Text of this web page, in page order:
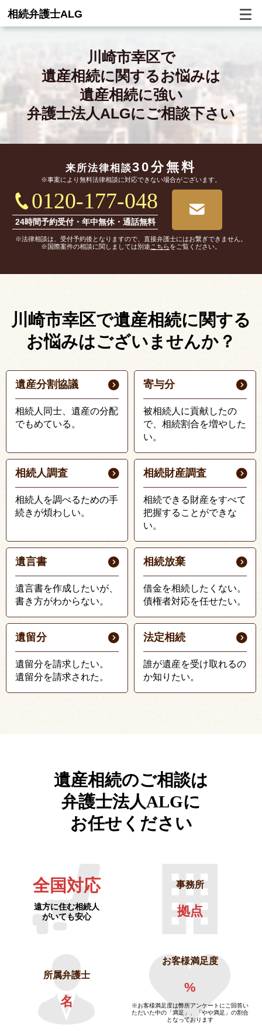
相続弁護士ALG
川崎市幸区で
遺産相続に関するお悩みは
遺産相続に強い
弁護士法人ALGにご相談下さい
来所法律相談30分無料
※事案により無料法律相談に対応できない場合がございます。
0120-177-048
24時間予約受付・年中無休・通話無料
※法律相談は、受付予約後となりますので、直接弁護士にはお繋ぎできません。
※国際案件の相談に関しましては別途 こちらをご覧ください。
川崎市幸区で遺産相続に関する
お悩みはございませんか？
遺産分割協議
相続人同士、遺産の分配
でもめている。
寄与分
被相続人に貢献したの
で、相続割合を増やした
い。
相続人調査
相続人を調べるための手
続きが煩わしい。
相続財産調査
相続できる財産をすべて
把握することができな
い。
遺言書
遺言書を作成したいが、
書き方がわからない。
相続放棄
借金を相続したくない。
債権者対応を任せたい。
遺留分
遺留分を請求したい。
遺留分を請求された。
法定相続
誰が遺産を受け取れるの
か知りたい。
遺産相続のご相談は
弁護士法人ALGに
お任せください
全国対応
遠方に住む相続人
がいても安心
事務所
拠点
所属弁護士
名
お客様満足度
%
※お客様満足度は弊所アンケートにご回答い
ただいた中の「満足」、「やや満足」の割合
となっております